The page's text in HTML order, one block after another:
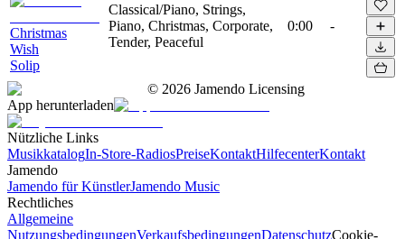
Christmas
Wish
Solip
Classical/Piano, Strings,
Piano, Christmas, Corporate,
Tender, Peaceful
0:00 -
© 2026 Jamendo Licensing
App herunterladen
Nützliche Links
MusikkatalogIn-Store-RadiosPreiseKontaktHilfecenterKontakt
Jamendo
Jamendo für KünstlerJamendo Music
Rechtliches
Allgemeine
NutzungsbedingungenVerkaufsbedingungenDatenschutzCookie-